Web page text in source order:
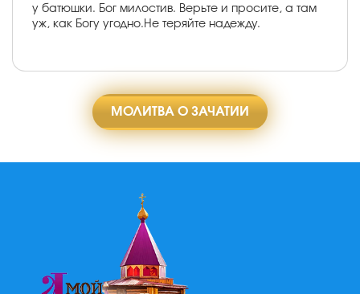
у батюшки. Бог милостив. Верьте и просите, а там
уж, как Богу угодно.Не теряйте надежду.
МОЛИТВА О ЗАЧАТИИ